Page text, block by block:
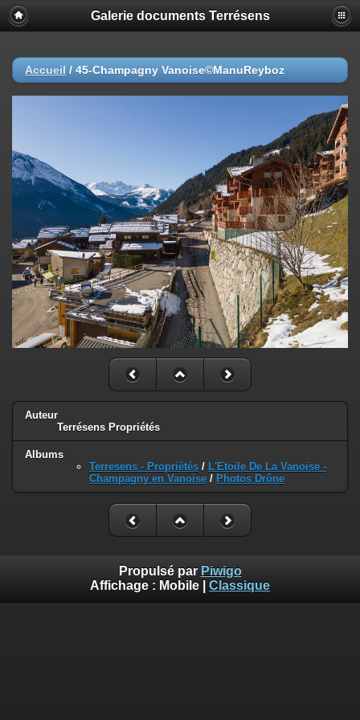
Galerie documents Terrésens
Accueil / 45-Champagny Vanoise©ManuReyboz
Auteur
Terrésens Propriétés
Albums
Terresens - Propriétés / L'Etoile De La Vanoise -
Champagny en Vanoise / Photos Drône
Propulsé par Piwigo
Affichage : Mobile Classique